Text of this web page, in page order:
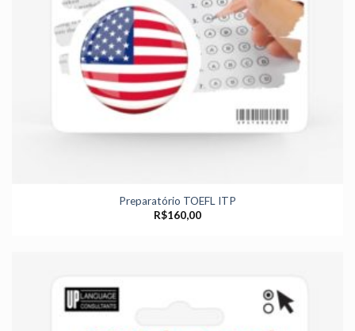
Preparatório TOEFL ITP
R$160,00